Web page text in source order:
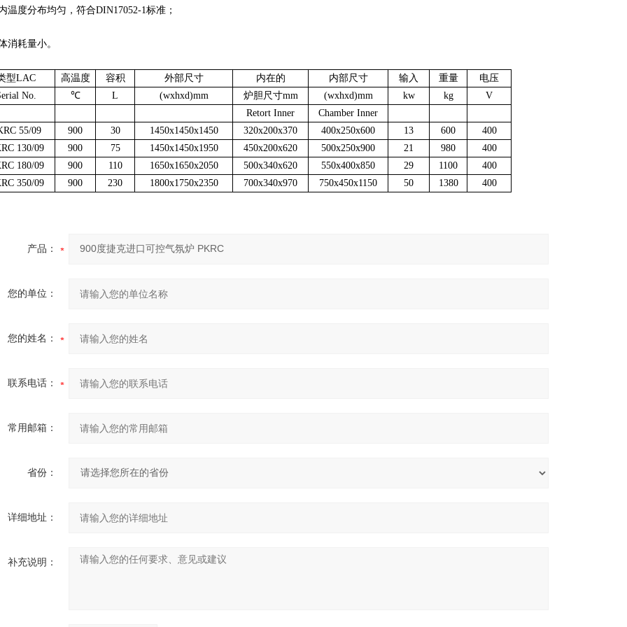
度分布均匀，符合DIN17052-1标准；
消耗量小。
型LAC 高温度 容积 外部尺寸 内在的 内部尺寸 输入 重量
电压
No.
℃ L (wxhxd)mm 炉胆尺寸mm (wxhxd)mm kw kg
V
Retort Inner
Chamber Inner
55/09
900 30 1450x1450x1450 320x200x370 400x250x600 13 600
400
130/09
900 75 1450x1450x1950 450x200x620 500x250x900 21 980
400
180/09
900 110 1650x1650x2050 500x340x620 550x400x850 29 1100
400
350/09
900 230 1800x1750x2350 700x340x970 750x450x1150 50 1380 400
产品：
您的单位：
您的姓名：
联系电话：
常用邮箱：
省份：
详细地址：
补充说明：